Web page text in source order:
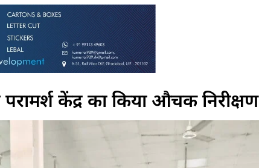
केंद्र का किया औचक निरीक्षण